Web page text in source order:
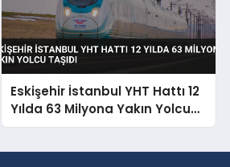
Eskişehir İstanbul YHT Hattı 12
Yılda 63 Milyona Yakın Yolcu
Taşıdı